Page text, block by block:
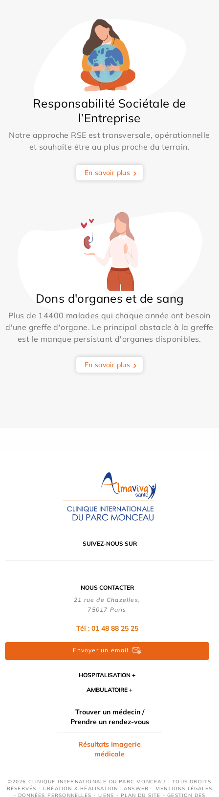
Responsabilité Sociétale de
l’Entreprise
Notre approche RSE est transversale, opérationnelle
et souhaite être au plus proche du terrain.
En savoir plus
Dons d'organes et de sang
Plus de 14400 malades qui chaque année ont besoin
d'une greffe d'organe. Le principal obstacle à la greffe
est le manque persistant d'organes disponibles.
En savoir plus
SUIVEZ-NOUS SUR
NOUS CONTACTER
21 rue de Chazelles,
75017 Paris
Tél : 01 48 88 25 25
Envoyer un email
HOSPITALISATION
AMBULATOIRE
Trouver un médecin /
Prendre un rendez-vous
Résultats Imagerie
médicale
©2026 CLINIQUE INTERNATIONALE DU PARC MONCEAU - TOUS DROITS
RÉSERVÉS - CRÉATION & RÉALISATION : ANSWEB - MENTIONS LÉGALES
- DONNÉES PERSONNELLES - LIENS - PLAN DU SITE -GESTION DES